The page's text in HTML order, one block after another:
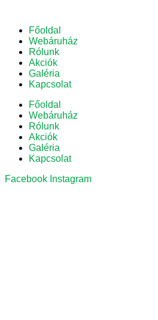
Főoldal
Webáruház
Rólunk
Akciók
Galéria
Kapcsolat
Főoldal
Webáruház
Rólunk
Akciók
Galéria
Kapcsolat
Facebook Instagram